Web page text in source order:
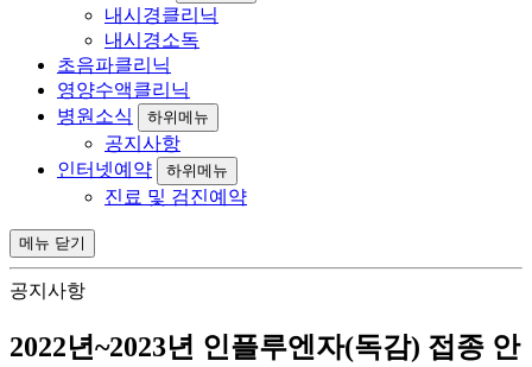
내시경클리닉
내시경소독
초음파클리닉
영양수액클리닉
병원소식
하위메뉴
공지사항
인터넷예약
하위메뉴
진료 및 검진예약
메뉴 닫기
공지사항
2022년~2023년 인플루엔자(독감) 접종 안